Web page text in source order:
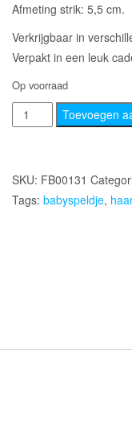
Afmeting strik: 5,5 cm.
Verkrijgbaar in
Verpakt in een leuk
Op voorraad
Baby
haarspeldje
koraal
roze
aantal
Toevoegen
SKU: FB00131
Tags: babyspeldje,